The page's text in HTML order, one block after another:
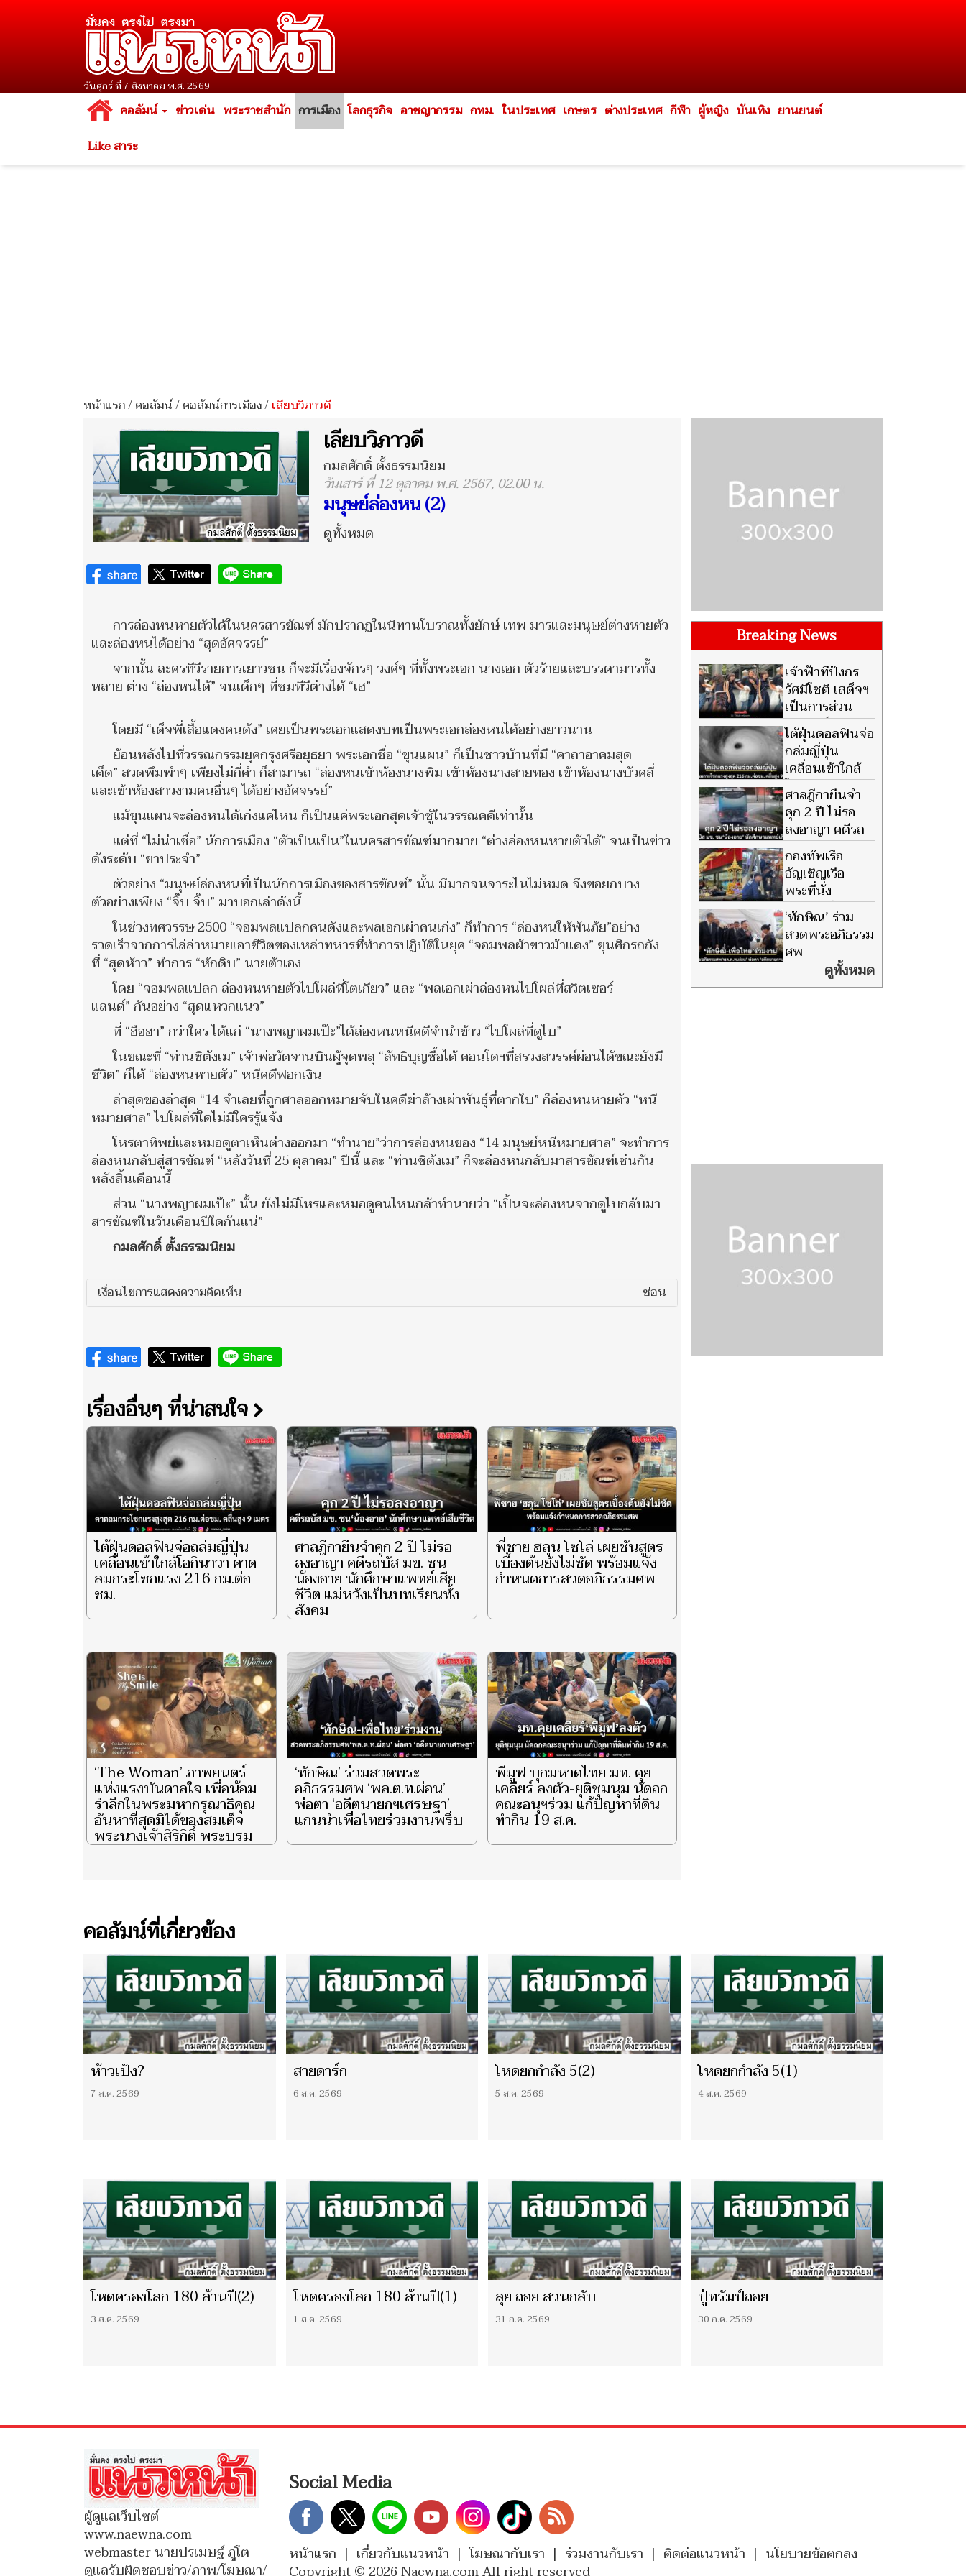
วันศุกร์ ที่ 7 สิงหาคม พ.ศ. 2569
คอลัมน์ ข่าวเด่น พระราชสำนัก การเมือง โลกธุรกิจ อาชญากรรม กทม. ในประเทศ เกษตร ต่างประเทศ กีฬา ผู้หญิง บันเทิง ยานยนต์
Like สาระ
หน้าแรก/คอลัมน์/คอลัมน์การเมือง/เลียบวิภาวดี
เลียบวิภาวดี
กมลศักดิ์ ตั้งธรรมนิยม
วันเสาร์ ที่ 12 ตุลาคม พ.ศ. 2567, 02.00 น.
มนุษย์ล่องหน (2)
ดูทั้งหมด
การล่องหนหายตัวได้ในนครสารขัณฑ์ มักปรากฏในนิทานโบราณทั้งยักษ์ เทพ มารและมนุษย์ต่างหายตัว
และล่องหนได้อย่าง “สุดอัศจรรย์”
จากนั้น ละครทีวีรายการเยาวชน ก็จะมีเรื่องจักรๆ วงศ์ๆ ที่ทั้งพระเอก นางเอก ตัวร้ายและบรรดามารทั้ง
หลาย ต่าง “ล่องหนได้” จนเด็กๆ ที่ชมทีวีต่างได้ “เฮ”
โดยมี “เด็จพี่เสื้อแดงคนดัง” เคยเป็นพระเอกแสดงบทเป็นพระเอกล่องหนได้อย่างยาวนาน
ย้อนหลังไปที่วรรณกรรมยุคกรุงศรีอยุธยา พระเอกชื่อ “ขุนแผน” ก็เป็นชาวบ้านที่มี “คาถาอาคมสุด
เด็ด” สวดพึมพำๆ เพียงไม่กี่คำ ก็สามารถ “ล่องหนเข้าห้องนางพิม เข้าห้องนางสายทอง เข้าห้องนางบัวคลี่
และเข้าห้องสาวงามคนอื่นๆ ได้อย่างอัศจรรย์”
แม้ขุนแผนจะล่องหนได้เก่งแค่ไหน ก็เป็นแค่พระเอกสุดเจ้าชู้ในวรรณคดีเท่านั้น
แต่ที่ “ไม่น่าเชื่อ” นักการเมือง “ตัวเป็นเป็น”ในนครสารขัณฑ์มากมาย “ต่างล่องหนหายตัวได้” จนเป็นข่าว
ดังระดับ “ขาประจำ”
ตัวอย่าง “มนุษย์ล่องหนที่เป็นนักการเมืองของสารขัณฑ์” นั้น มีมากจนจาระไนไม่หมด จึงขอยกบาง
ตัวอย่างเพียง “จิ๊บ จิ๊บ” มาบอกเล่าดังนี้
ในช่วงทศวรรษ 2500 “จอมพลแปลกคนดังและพลเอกเผ่าคนเก่ง” ก็ทำการ “ล่องหนให้พ้นภัย”อย่าง
รวดเร็วจากการไล่ล่าหมายเอาชีวิตของเหล่าทหารที่ทำการปฏิบัติในยุค “จอมพลผ้าขาวม้าแดง” ขุนศึกรถถัง
ที่ “สุดห้าว” ทำการ “หักดิบ” นายตัวเอง
โดย “จอมพลแปลก ล่องหนหายตัวไปโผล่ที่โตเกียว” และ “พลเอกเผ่าล่องหนไปโผล่ที่สวิตเซอร์
แลนด์” กันอย่าง “สุดแหวกแนว”
ที่ “ฮือฮา” กว่าใคร ได้แก่ “นางพญาผมเป๊ะ”ได้ล่องหนหนีคดีจำนำข้าว “ไปโผล่ที่ดูไบ”
ในขณะที่ “ท่านชิตังเม” เจ้าพ่อวัดจานบินผู้จุดพลุ “ลัทธิบุญซื้อได้ คอนโดฯที่สรวงสวรรค์ผ่อนได้ขณะยังมี
ชีวิต” ก็ได้ “ล่องหนหายตัว” หนีคดีฟอกเงิน
ล่าสุดของล่าสุด “14 จำเลยที่ถูกศาลออกหมายจับในคดีฆ่าล้างเผ่าพันธุ์ที่ตากใบ” ก็ล่องหนหายตัว “หนี
หมายศาล” ไปโผล่ที่ใดไม่มีใครรู้แจ้ง
โหรตาทิพย์และหมอดูตาเห็นต่างออกมา “ทำนาย”ว่าการล่องหนของ “14 มนุษย์หนีหมายศาล” จะทำการ
ล่องหนกลับสู่สารขัณฑ์ “หลังวันที่ 25 ตุลาคม” ปีนี้ และ “ท่านชิตังเม” ก็จะล่องหนกลับมาสารขัณฑ์เช่นกัน
หลังสิ้นเดือนนี้
ส่วน “นางพญาผมเป๊ะ” นั้น ยังไม่มีโหรและหมอดูคนไหนกล้าทำนายว่า “เปิ้นจะล่องหนจากดูไบกลับมา
สารขัณฑ์ในวันเดือนปีใดกันแน่”
กมลศักดิ์ ตั้งธรรมนิยม
เงื่อนไขการแสดงความคิดเห็น ซ่อน
เรื่องอื่นๆ ที่น่าสนใจ
ไต้ฝุ่นดอลฟินจ่อถล่มญี่ปุ่น
เคลื่อนเข้าใกล้โอกินาวา คาด
ลมกระโชกแรง 216 กม.ต่อ
ชม.
ศาลฎีกายืนจำคุก 2 ปี ไม่รอ
ลงอาญา คดีรถบัส มข. ชน
น้องอาย นักศึกษาแพทย์เสีย
ชีวิต แม่หวังเป็นบทเรียนทั้ง
สังคม
พี่ชาย ฮลุน โซโล่ เผยชันสูตร
เบื้องต้นยังไม่ชัด พร้อมแจ้ง
กำหนดการสวดอภิธรรมศพ
‘The Woman’ ภาพยนตร์
แห่งแรงบันดาลใจ เพื่อน้อม
รำลึกในพระมหากรุณาธิคุณ
อันหาที่สุดมิได้ของสมเด็จ
พระนางเจ้าสิริกิติ์ พระบรม
ราชินีนาถ พระบรมราชชนนี
ชีวิตพสกนิกรไทยชั่วนิรันดร์
ตอน ‘She is My Smile’ EP.3
‘ทักษิณ’ ร่วมสวดพระ
อภิธรรมศพ ‘พล.ต.ท.ผ่อน’
พ่อตา ‘อดีตนายกฯเศรษฐา’
แกนนำเพื่อไทยร่วมงานพรึ่บ
พีมูฟ บุกมหาดไทย มท. คุย
เคลียร์ ลงตัว-ยุติชุมนุม นัดถก
คณะอนุฯร่วม แก้ปัญหาที่ดิน
ทำกิน 19 ส.ค.
Breaking News
เจ้าฟ้าทีปังกร
รัศมีโชติ เสด็จฯ
เป็นการส่วน
พระองค์ ทรง
ตรัสกับประชาชนอย่างเป็น
กันเอง
ไต้ฝุ่นดอลฟินจ่อ
ถล่มญี่ปุ่น
เคลื่อนเข้าใกล้
โอกินาวา คาด
ลมกระโชกแรง 216 กม.ต่อชม.
ศาลฎีกายืนจำ
คุก 2 ปี ไม่รอ
ลงอาญา คดีรถ
บัส มข. ชน น้อง
อาย นักศึกษาแพทย์เสียชีวิต แม่
หวังเป็นบทเรียนทั้งสังคม
กองทัพเรือ
อัญเชิญเรือ
พระที่นั่ง
นารายณ์ทรง
สุบรรณ รัชกาลที่ 9 ลงน้ำเพื่อ
เตรียมการในการจัดขบวน
พยุหยาตราทางชลมารค
‘ทักษิณ’ ร่วม
สวดพระอภิธรรม
ศพ
‘พล.ต.ท.ผ่อน’
พ่อตา ‘อดีตนายกฯเศรษฐา’ แกน
ดูทั้งหมด
คอลัมน์ที่เกี่ยวข้อง
ห้าวเป้ง?
7 ส.ค. 2569
สายดาร์ก
6 ส.ค. 2569
โหดยกกำลัง 5(2)
5 ส.ค. 2569
โหดยกกำลัง 5(1)
4 ส.ค. 2569
โหดครองโลก 180 ล้านปี(2)
3 ส.ค. 2569
โหดครองโลก 180 ล้านปี(1)
1 ส.ค. 2569
ลุย ถอย สวนกลับ
31 ก.ค. 2569
ปู่ทรัมป์ถอย
30 ก.ค. 2569
ผู้ดูแลเว็บไซต์
www.naewna.com
webmaster นายปรเมษฐ์ ภู่โต
ดูแลรับผิดชอบข่าว/ภาพ/โฆษณา/
Social Media
หน้าแรก | เกี่ยวกับแนวหน้า | โฆษณากับเรา | ร่วมงานกับเรา | ติดต่อแนวหน้า | นโยบายข้อตกลง